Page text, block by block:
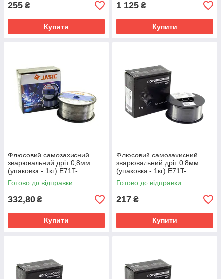
255 ₴
Купити
1 125 ₴
Купити
Флюсовий самозахисний
зварювальний дріт 0,8мм
(упаковка - 1кг) E71T-
GS(E71T-8) TM Jasic
Готово до відправки
332,80 ₴
Купити
Флюсовий самозахисний
зварювальний дріт 0,8мм
(упаковка - 1кг) E71T-
GS(E71T-8) TM Welding
Dragon
Готово до відправки
217 ₴
Купити